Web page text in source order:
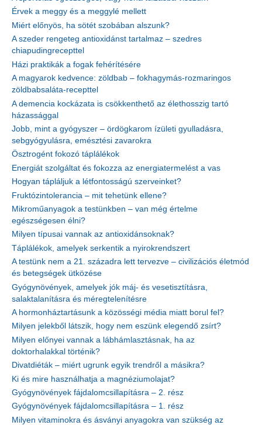
Érvek a meggy és a meggylé mellett
Miért előnyös, ha sötét szobában alszunk?
A szeder rengeteg antioxidánst tartalmaz – szedres
chiapudingrecepttel
Házi praktikák a fogak fehérítésére
A magyarok kedvence: zöldbab – fokhagymás-rozmaringos
zöldbabsaláta-recepttel
A demencia kockázata is csökkenthető az élethosszig tartó
házassággal
Jobb, mint a gyógyszer – ördögkarom ízületi gyulladásra,
sebgyógyulásra, emésztési zavarokra
Ösztrogént fokozó táplálékok
Energiát szolgáltat és fokozza az energiatermelést a vas
Hogyan tápláljuk a létfontosságú szerveinket?
Fruktózintolerancia – mit tehetünk ellene?
Mikroműanyagok a testünkben – van még értelme
egészségesen élni?
Milyen típusai vannak az antioxidánsoknak?
Táplálékok, amelyek serkentik a nyirokrendszert
A testünk nem a 21. századra lett tervezve – civilizációs életmód
és betegségek ütközése
Gyógynövények, amelyek jók máj- és vesetisztításra,
salaktalanításra és méregtelenítésre
A hormonháztartásunk a közösségi média miatt borul fel?
Milyen jelekből látszik, hogy nem eszünk elegendő zsírt?
Milyen előnyei vannak a lábhámlasztásnak, ha az
doktorhalakkal történik?
Divatdiéták – miért ugrunk egyik trendről a másikra?
Ki és mire használhatja a magnéziumolajat?
Gyógynövények fájdalomcsillapításra – 2. rész
Gyógynövények fájdalomcsillapításra – 1. rész
Milyen vitaminokra és ásványi anyagokra van szükség az